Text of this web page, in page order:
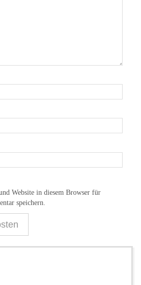
Website in diesem Browser für
speichern.